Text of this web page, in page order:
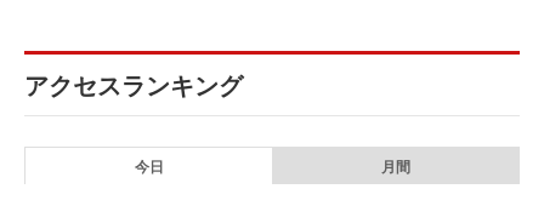
アクセスランキング
今日 月間